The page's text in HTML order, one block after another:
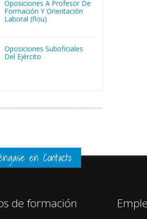
Oposiciones A Profesor De
Formación Y Orientación
Laboral (flou)
Oposiciones Suboficiales
Del Ejército
en Contacto
de formación